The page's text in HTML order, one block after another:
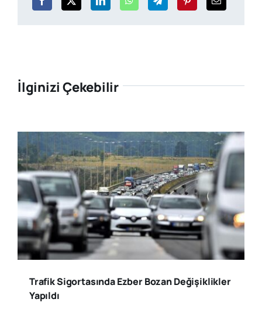
İlginizi Çekebilir
Trafik Sigortasında Ezber Bozan Değişiklikler
Yapıldı